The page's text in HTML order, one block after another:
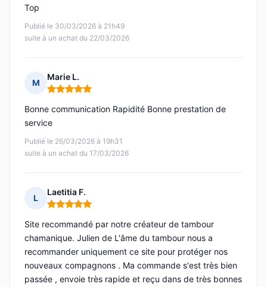
Publié le 30/03/2026 à 21h49
suite à un achat du 22/03/2026
Top
M
Marie L.
Note : 5 sur 5
Publié le 26/03/2026 à 19h31
suite à un achat du 17/03/2026
Bonne communication Rapidité Bonne prestation de
service
L
Laetitia F.
Note : 5 sur 5
Site recommandé par notre créateur de tambour
chamanique. Julien de L'âme du tambour nous a
recommander uniquement ce site pour protéger nos
nouveaux compagnons . Ma commande s'est très bien
passée , envoie très rapide et reçu dans de très bonnes